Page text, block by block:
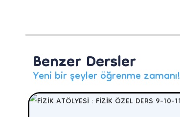
Benzer Dersler
Yeni bir şeyler öğrenme zamanı!